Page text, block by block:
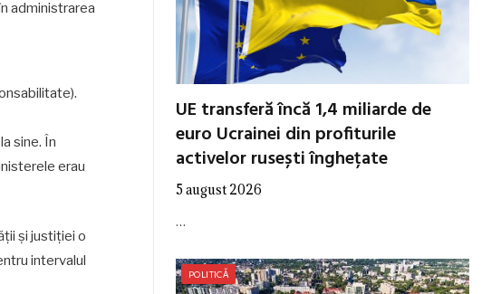
administrarea
sine. În
erau
și justiției o
intervalul
UE transferă încă 1,4 miliarde de
euro Ucrainei din profiturile
activelor rusești înghețate
5 august 2026
…
POLITICĂ